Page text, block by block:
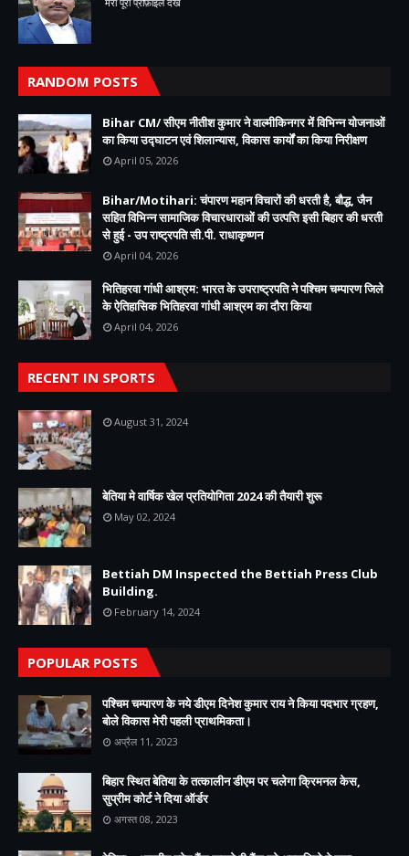
RANDOM POSTS
Bihar CM/ सीएम नीतीश कुमार ने वाल्मीकिनगर में विभिन्न योजनाओं
का किया उद्घाटन एवं शिलान्यास, विकास कार्यों का किया निरीक्षण
April 05, 2026
Bihar/Motihari: चंपारण महान विचारों की धरती है, बौद्ध, जैन
सहित विभिन्न सामाजिक विचारधाराओं की उत्पत्ति इसी बिहार की धरती
से हुई - उप राष्ट्रपति सी.पी. राधाकृष्णन
April 04, 2026
भितिहरवा गांधी आश्रम: भारत के उपराष्ट्रपति ने पश्चिम चम्पारण जिले
के ऐतिहासिक भितिहरवा गांधी आश्रम का दौरा किया
April 04, 2026
RECENT IN SPORTS
August 31, 2024
बेतिया मे वार्षिक खेल प्रतियोगिता 2024 की तैयारी शुरू
May 02, 2024
Bettiah DM Inspected the Bettiah Press Club
Building.
February 14, 2024
POPULAR POSTS
पश्चिम चम्पारण के नये डीएम दिनेश कुमार राय ने किया पदभार ग्रहण,
बोले विकास मेरी पहली प्राथमिकता।
अप्रैल 11, 2023
बिहार स्थित बेतिया के तत्कालीन डीएम पर चलेगा क्रिमनल केस,
सुप्रीम कोर्ट ने दिया ऑर्डर
अगस्त 08, 2023